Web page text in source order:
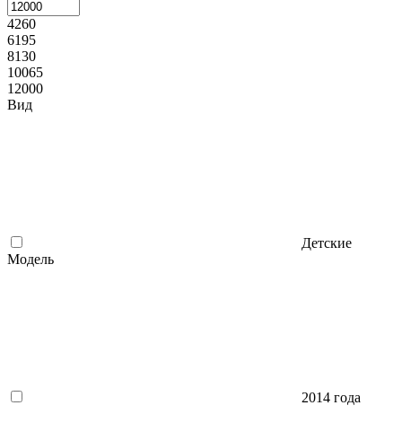
4260
6195
8130
10065
12000
Вид
Детские
Модель
2014 года